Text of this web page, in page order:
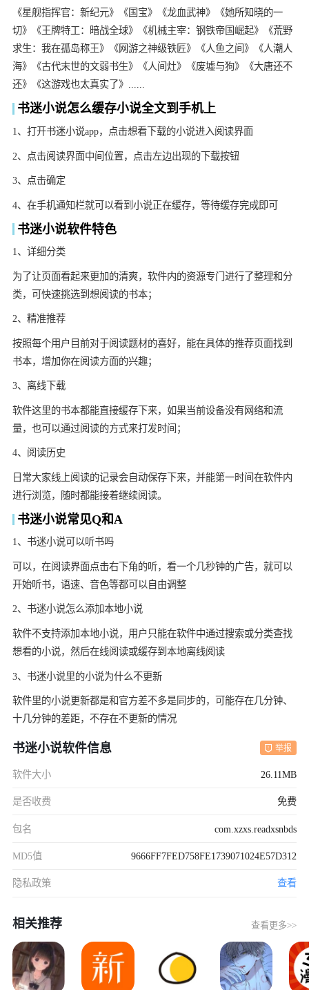
《星舰指挥官：新纪元》《国宝》《龙血武神》《她所知晓的一
切》《王牌特工：暗战全球》《机械主宰：钢铁帝国崛起》《荒野
求生：我在孤岛称王》《网游之神级铁匠》《人鱼之间》《人潮人
海》《古代末世的文弱书生》《人间灶》《废墟与狗》《大唐还不
还》《这游戏也太真实了》......
书迷小说怎么缓存小说全文到手机上
1、打开书迷小说app，点击想看下载的小说进入阅读界面
2、点击阅读界面中间位置，点击左边出现的下载按钮
3、点击确定
4、在手机通知栏就可以看到小说正在缓存，等待缓存完成即可
书迷小说软件特色
1、详细分类
为了让页面看起来更加的清爽，软件内的资源专门进行了整理和分
类，可快速挑选到想阅读的书本；
2、精准推荐
按照每个用户目前对于阅读题材的喜好，能在具体的推荐页面找到
书本，增加你在阅读方面的兴趣；
3、离线下载
软件这里的书本都能直接缓存下来，如果当前设备没有网络和流
量，也可以通过阅读的方式来打发时间；
4、阅读历史
日常大家线上阅读的记录会自动保存下来，并能第一时间在软件内
进行浏览，随时都能接着继续阅读。
书迷小说常见Q和A
1、书迷小说可以听书吗
可以，在阅读界面点击右下角的听，看一个几秒钟的广告，就可以
开始听书，语速、音色等都可以自由调整
2、书迷小说怎么添加本地小说
软件不支持添加本地小说，用户只能在软件中通过搜索或分类查找
想看的小说，然后在线阅读或缓存到本地离线阅读
3、书迷小说里的小说为什么不更新
软件里的小说更新都是和官方差不多是同步的，可能存在几分钟、
十几分钟的差距，不存在不更新的情况
书迷小说软件信息 举报
软件大小 26.11MB
是否收费 免费
包名 com.xzxs.readxsnbds
MD5值 9666FF7FED758FE1739071024E57D312
隐私政策 查看
相关推荐 查看更多>>